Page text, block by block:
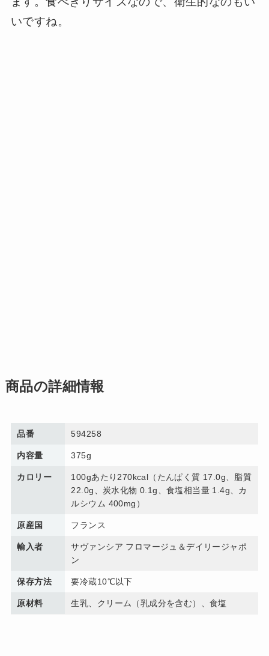
いですね。
商品の詳細情報
品番 594258
内容量 375g
カロリー
100gあたり270kcal（たんぱく質 17.0g、脂質
22.0g、炭水化物 0.1g、食塩相当量 1.4g、カ
ルシウム 400mg）
原産国 フランス
輸入者
サヴァンシア フロマージュ＆デイリージャポ
ン
保存方法 要冷蔵10℃以下
原材料 生乳、クリーム（乳成分を含む）、食塩